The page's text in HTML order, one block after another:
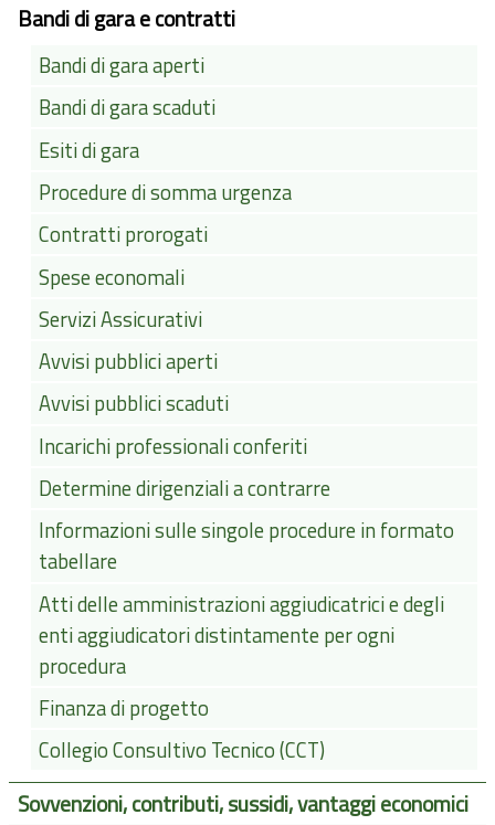
Bandi di gara e contratti
Bandi di gara aperti
Bandi di gara scaduti
Esiti di gara
Procedure di somma urgenza
Contratti prorogati
Spese economali
Servizi Assicurativi
Avvisi pubblici aperti
Avvisi pubblici scaduti
Incarichi professionali conferiti
Determine dirigenziali a contrarre
Informazioni sulle singole procedure in formato
tabellare
Atti delle amministrazioni aggiudicatrici e degli
enti aggiudicatori distintamente per ogni
procedura
Finanza di progetto
Collegio Consultivo Tecnico (CCT)
Sovvenzioni, contributi, sussidi, vantaggi economici